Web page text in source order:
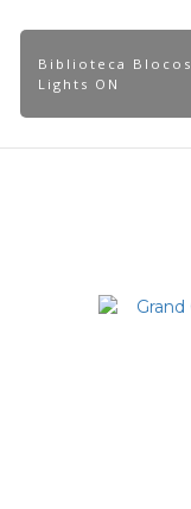
Biblioteca Blocos
Lights ON